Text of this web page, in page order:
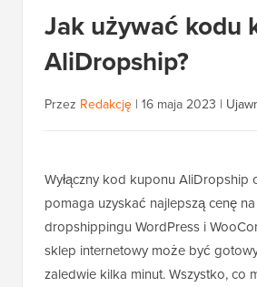
Jak używać kodu
AliDropship?
Przez Redakcję | 16 maja 2023 |
Wyłączny kod kuponu AliDropship
pomaga uzyskać najlepszą cenę
dropshippingu WordPress i
sklep internetowy może być
zaledwie kilka minut. Wszystko, co